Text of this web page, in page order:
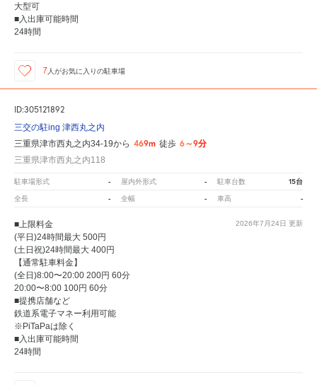
大型可
■入出庫可能時間
24時間
7 人がお気に入りの駐車場
ID:305121892
三交の駐ing 津西丸之内
三重県津市西丸之内34-19から 469m 徒歩 6～9分
三重県津市西丸之内118
駐車場形式 - 屋内外形式 - 駐車台数 15台
全長 - 全幅 - 車高 -
2026年7月24日 更新
■上限料金
(平日)24時間最大 500円
(土日祝)24時間最大 400円
【通常駐車料金】
(全日)8:00〜20:00 200円 60分
20:00〜8:00 100円 60分
■提携店舗など
鉄道系電子マネー利用可能
※PiTaPaは除く
■入出庫可能時間
24時間